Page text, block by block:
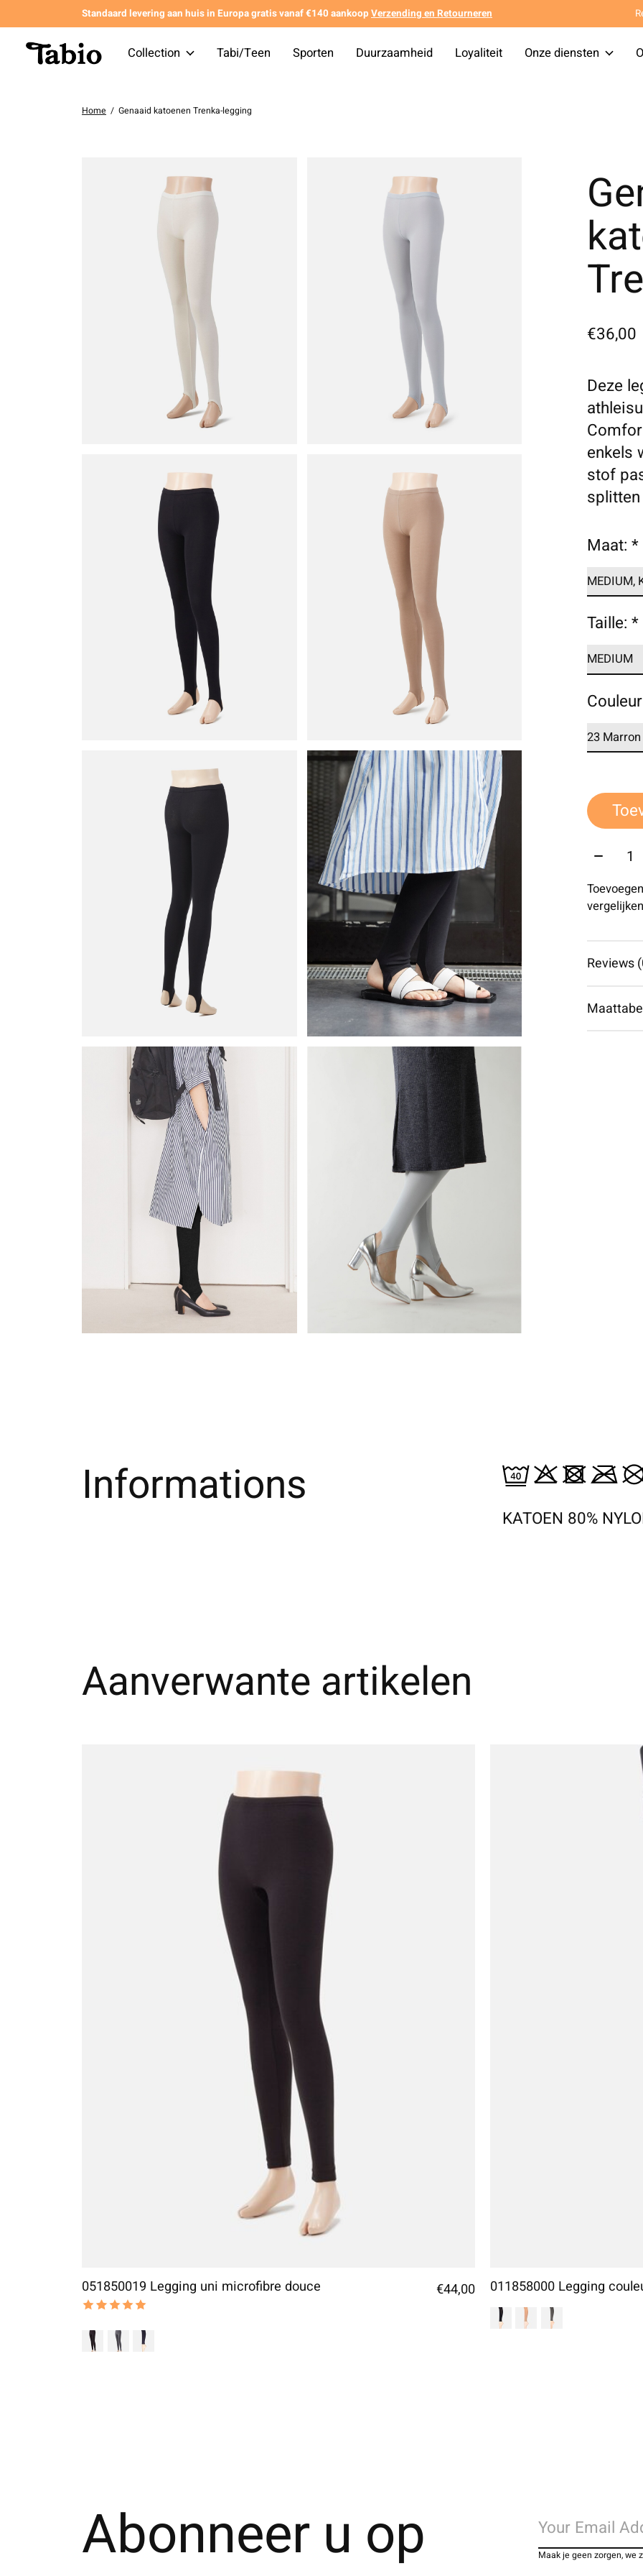
Standaard levering aan huis in Europa gratis vanaf €140 aankoop Verzending en Retourneren
Collection Tabi/Teen Sporten Duurzaamheid Loyaliteit Onze diensten
Home / Genaaid katoenen Trenka-legging
€36,00
Deze
enkels
stof
Maat:*
Taille:*
Aantal:
Reviews
Informations
KATOEN 80%
Aanverwante artikelen
051850019 Legging uni microfibre douce
The rating of this product is
€44,00 011858000 Legging
Abonneer u op Maak je geen zorgen, we